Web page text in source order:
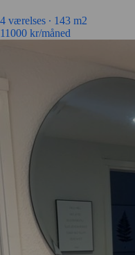
4 værelses ∙ 143 m2
11000 kr/måned